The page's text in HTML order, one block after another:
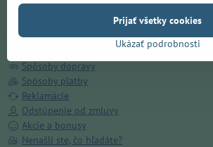
O nás
Obchodné podmienky
Ochrana osobných údajov
Spôsoby dopravy
Spôsoby platby
Reklamácie
Odstúpenie od zmluvy
Akcie a bonusy
Nenašli ste, čo hľadáte?
Ukázať podrobnosti
Prijať všetky cookies